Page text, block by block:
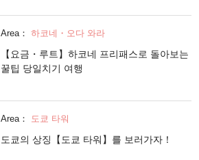
Area： 하코네・오다 와라
【요금・루트】하코네 프리패스로 돌아보는
꿀팁 당일치기 여행
Area： 도쿄 타워
도쿄의 상징【도쿄 타워】를 보러가자！